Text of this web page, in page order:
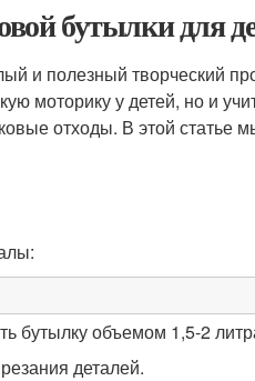
бутылки для
и полезный творческий
моторику у детей, но и
отходы. В этой статье
бутылку объемом 1,5-2
деталей.